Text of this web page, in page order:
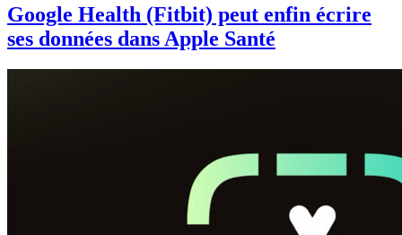
Google Health (Fitbit) peut enfin écrire
ses données dans Apple Santé